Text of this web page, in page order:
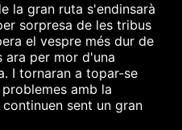
la gran ruta s'endinsarà
sorpresa de les tribus
el vespre més dur de
ara per mor d'una
I tornaran a topar-se
amb la
sent un gran